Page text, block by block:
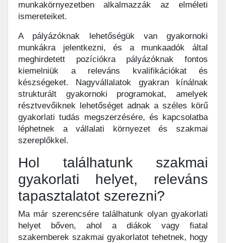
munkakörnyezetben alkalmazzák az elméleti
ismereteiket.
A pályázóknak lehetőségük van gyakornoki
munkákra jelentkezni, és a munkaadók által
meghirdetett pozíciókra pályázóknak fontos
kiemelniük a releváns kvalifikációkat és
készségeket. Nagyvállalatok gyakran kínálnak
strukturált gyakornoki programokat, amelyek
résztvevőiknek lehetőséget adnak a széles körű
gyakorlati tudás megszerzésére, és kapcsolatba
léphetnek a vállalati környezet és szakmai
szereplőkkel.
Hol találhatunk szakmai
gyakorlati helyet, releváns
tapasztalatot szerezni?
Ma már szerencsére találhatunk olyan gyakorlati
helyet bőven, ahol a diákok vagy fiatal
szakemberek szakmai gyakorlatot tehetnek, hogy